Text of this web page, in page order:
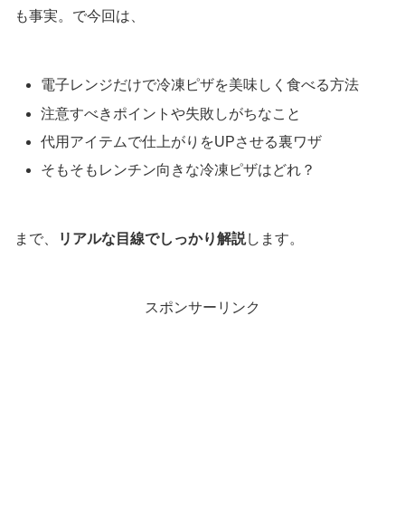
も事実。で今回は、
電子レンジだけで冷凍ピザを美味しく食べる方法
注意すべきポイントや失敗しがちなこと
代用アイテムで仕上がりをUPさせる裏ワザ
そもそもレンチン向きな冷凍ピザはどれ？
まで、 リアルな目線でしっかり解説します。
スポンサーリンク